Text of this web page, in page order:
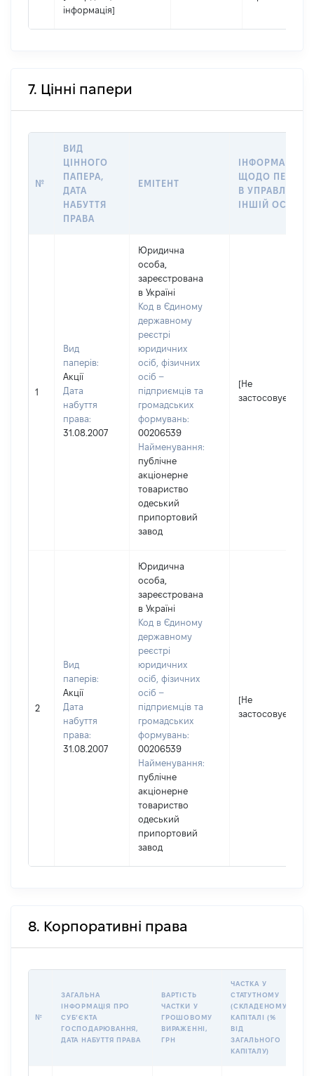
інформація]
7. Цінні папери
№
ВИД
ЦІННОГО
ПАПЕРА,
ДАТА
НАБУТТЯ
ПРАВА
ЕМІТЕНТ
ІНФОРМАЦІЯ
ЩОДО
В УПРАВЛІННЯ
ІНШІЙ ОСОБІ
1
Вид
паперів:
Акції
Дата
набуття
права:
31.08.2007
Юридична
особа,
зареєстрована
в Україні
Код в Єдиному
державному
реєстрі
юридичних
осіб, фізичних
осіб –
підприємців та
громадських
формувань:
00206539
Найменування:
публічне
акціонерне
товариство
одеський
припортовий
завод
[Не
застосовується]
2
Вид
паперів:
Акції
Дата
набуття
права:
31.08.2007
Юридична
особа,
зареєстрована
в Україні
Код в Єдиному
державному
реєстрі
юридичних
осіб, фізичних
осіб –
підприємців та
громадських
формувань:
00206539
Найменування:
публічне
акціонерне
товариство
одеський
припортовий
завод
[Не
застосовується]
8. Корпоративні права
№
ЗАГАЛЬНА
ІНФОРМАЦІЯ ПРО
СУБʼЄКТА
ГОСПОДАРЮВАННЯ,
ДАТА НАБУТТЯ ПРАВА
ВАРТІСТЬ
ЧАСТКИ У
ГРОШОВОМУ
ВИРАЖЕННІ,
ГРН
ЧАСТКА У
СТАТУТНОМУ
(СКЛАДЕНОМУ)
КАПІТАЛІ (%
ВІД
ЗАГАЛЬНОГО
КАПІТАЛУ)